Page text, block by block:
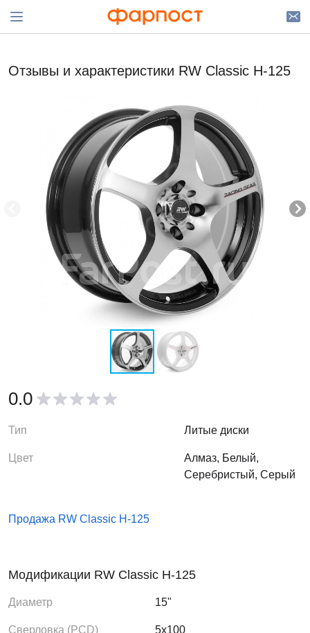
Отзывы и характеристики RW Classic H-125
0.0
Тип Литые диски
Цвет
Алмаз, Белый,
Серебристый, Серый
Продажа RW Classic H-125
Модификации RW Classic H-125
Диаметр 15"
Сверловка (PCD) 5x100